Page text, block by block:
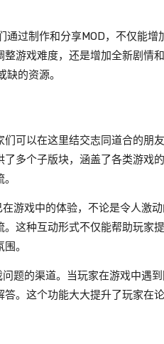
通过制作和分享MOD，不仅能增
游戏难度，还是增加全新剧情
的资源。
可以在这里结交志同道合的朋友
多个子版块，涵盖了各类游戏
游戏中的体验，不论是令人激
这种互动形式不仅能帮助玩家
。
题的渠道。当玩家在游戏中遇到
。这个功能大大提升了玩家在